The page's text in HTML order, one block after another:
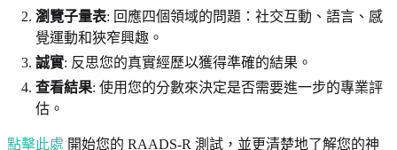
瀏覽子量表: 回應四個領域的問題：社交互動、語言、感
覺運動和狹窄興趣。
誠實: 反思您的真實經歷以獲得準確的結果。
查看結果: 使用您的分數來決定是否需要進一步的專業評
估。
點擊此處 開始您的 RAADS-R 測試，並更清楚地了解您的神